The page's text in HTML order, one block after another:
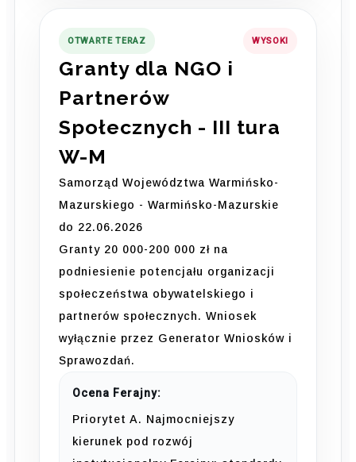
OTWARTE TERAZ WYSOKI
Granty dla NGO i
Partnerów
Społecznych - III tura
W-M
Samorząd Województwa Warmińsko-
Mazurskiego - Warmińsko-Mazurskie
do 22.06.2026
Granty 20 000-200 000 zł na
podniesienie potencjału organizacji
społeczeństwa obywatelskiego i
partnerów społecznych. Wniosek
wyłącznie przez Generator Wniosków i
Sprawozdań.
Ocena Ferajny:
Priorytet A. Najmocniejszy
kierunek pod rozwój